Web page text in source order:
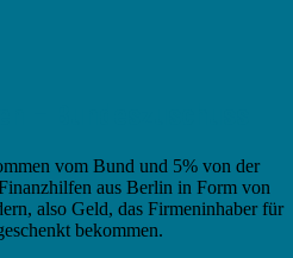
vom Bund und 5% von der
aus Berlin in Form von
also Geld, das Firmeninhaber für
bekommen.